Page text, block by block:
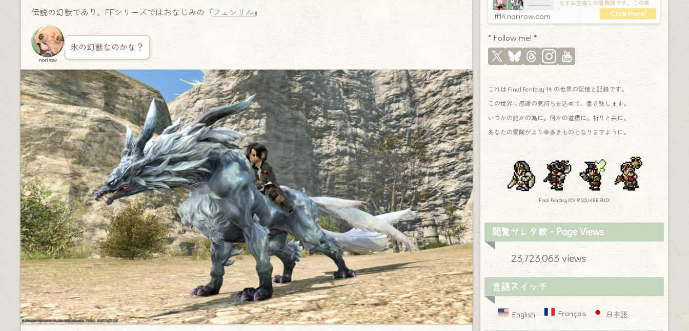
伝説の幻獣であり、FFシリーズではおなじみの『フェンリル』
norirow
氷の幻獣なのかな？
なすお宝探しの冒険譚です。この素敵
な Final Fantasy XIV の世界を旅しな
ff14.norirow.com
* Follow me! *
これは Final Fantasy 14 の世界の記憶と記録です。
この世界に感謝の気持ちを込めて、書き残します。
いつかの誰かの為に。何かの道標に。祈りと共に。
あなたの冒険がより幸多きものとなりますように。
Final Fantasy XIV © SQUARE ENIX
閲覧サレタ数・Page Views
23,723,063 views
言語スイッチ
English Français 日本語